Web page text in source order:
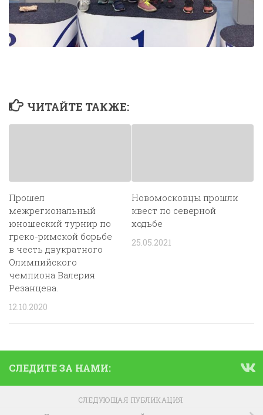
ЧИТАЙТЕ ТАКЖЕ:
Прошел
межрегиональный
юношеский турнир по
греко-римской борьбе
в честь двукратного
Олимпийского
чемпиона Валерия
Резанцева.
12.10.2020
Новомосковцы прошли
квест по северной
ходьбе
25.05.2021
СЛЕДИТЕ ЗА НАМИ:
СЛЕДУЮЩАЯ ПУБЛИКАЦИЯ